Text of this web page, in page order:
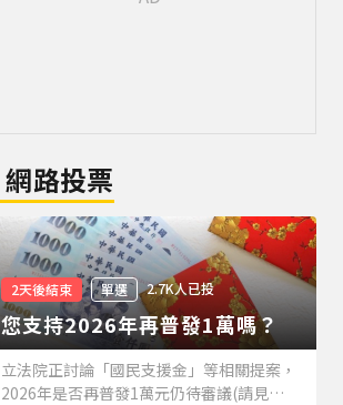
網路投票
2天後結束 單選 2.7K人已投
您支持2026年再普發1萬嗎？
立法院正討論「國民支援金」等相關提案，
2026年是否再普發1萬元仍待審議(請見下